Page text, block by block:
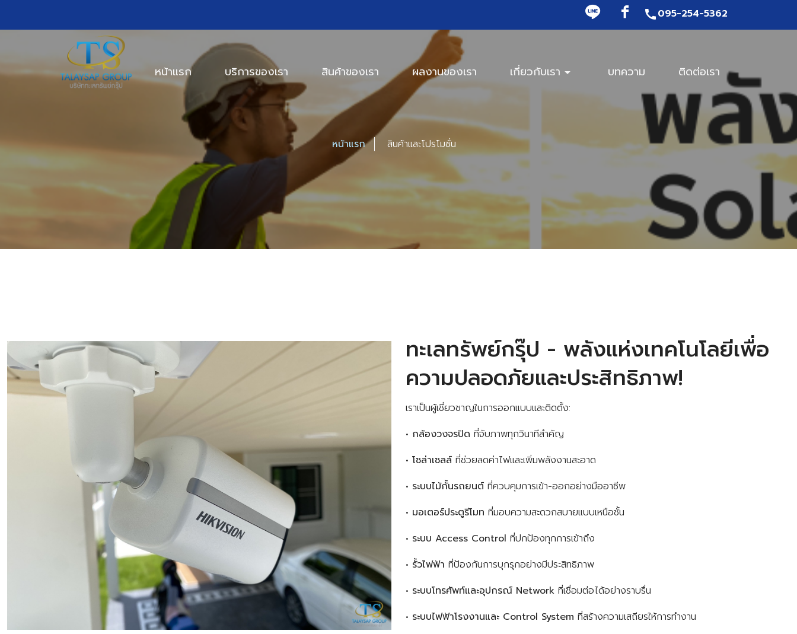
call095-254-5362
หน้าแรก บริการของเรา สินค้าของเรา ผลงานของเรา เกี่ยวกับเรา arrow_drop_down บทความ ติดต่อเรา
หน้าแรก สินค้าและโปรโมชั่น
ทะเลทรัพย์กรุ๊ป - พลังแห่งเทคโนโลยีเพื่อ
ความปลอดภัยและประสิทธิภาพ!
เราเป็นผู้เชี่ยวชาญในการออกแบบและติดตั้ง:
กล้องวงจรปิด ที่จับภาพทุกวินาทีสำคัญ
โซล่าเซลล์ ที่ช่วยลดค่าไฟและเพิ่มพลังงานสะอาด
ระบบไม้กั้นรถยนต์ ที่ควบคุมการเข้า-ออกอย่างมืออาชีพ
มอเตอร์ประตูรีโมท ที่มอบความสะดวกสบายแบบเหนือชั้น
ระบบ Access Control ที่ปกป้องทุกการเข้าถึง
รั้วไฟฟ้า ที่ป้องกันการบุกรุกอย่างมีประสิทธิภาพ
ระบบโทรศัพท์และอุปกรณ์ Network ที่เชื่อมต่อได้อย่างราบรื่น
ระบบไฟฟ้าโรงงานและ Control System ที่สร้างความเสถียรให้การทำงาน